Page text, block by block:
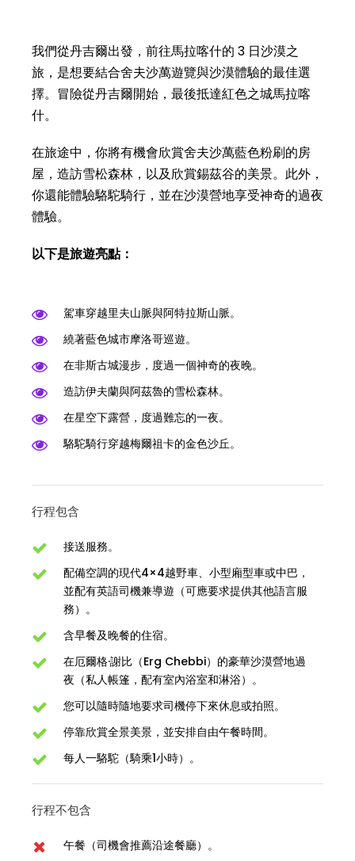
我們從丹吉爾出發，前往馬拉喀什的 3 日沙漠之
旅，是想要結合舍夫沙萬遊覽與沙漠體驗的最佳選
擇。冒險從丹吉爾開始，最後抵達紅色之城馬拉喀
什。
在旅途中，你將有機會欣賞舍夫沙萬藍色粉刷的房
屋，造訪雪松森林，以及欣賞錫茲谷的美景。此外，
你還能體驗駱駝騎行，並在沙漠營地享受神奇的過夜
體驗。
以下是旅遊亮點：
駕車穿越里夫山脈與阿特拉斯山脈。
繞著藍色城市摩洛哥巡遊。
在非斯古城漫步，度過一個神奇的夜晚。
造訪伊夫蘭與阿茲魯的雪松森林。
在星空下露營，度過難忘的一夜。
駱駝騎行穿越梅爾祖卡的金色沙丘。
行程包含
接送服務。
配備空調的現代4×4越野車、小型廂型車或中巴，
並配有英語司機兼導遊（可應要求提供其他語言服
務）。
含早餐及晚餐的住宿。
在厄爾格·謝比（Erg Chebbi）的豪華沙漠營地過
夜（私人帳篷，配有室內浴室和淋浴）。
您可以隨時隨地要求司機停下來休息或拍照。
停靠欣賞全景美景，並安排自由午餐時間。
每人一駱駝（騎乘1小時）。
行程不包含
午餐（司機會推薦沿途餐廳）。